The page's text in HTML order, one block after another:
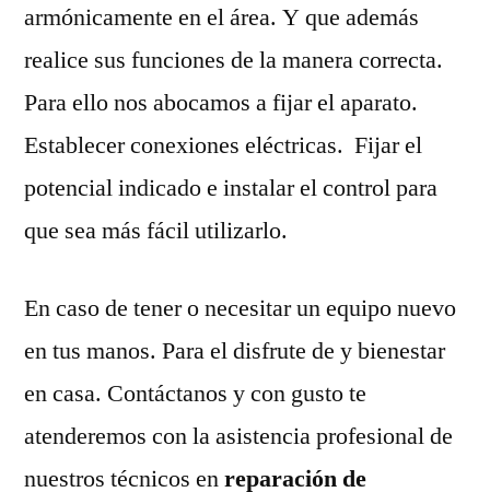
armónicamente en el área. Y que además
realice sus funciones de la manera correcta.
Para ello nos abocamos a fijar el aparato.
Establecer conexiones eléctricas. Fijar el
potencial indicado e instalar el control para
que sea más fácil utilizarlo.
En caso de tener o necesitar un equipo nuevo
en tus manos. Para el disfrute de y bienestar
en casa. Contáctanos y con gusto te
atenderemos con la asistencia profesional de
nuestros técnicos enreparación de